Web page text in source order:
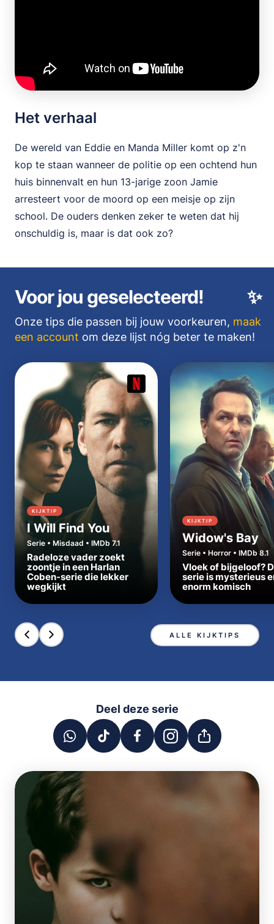
Het verhaal
De wereld van Eddie en Manda Miller komt op z'n
kop te staan wanneer de politie op een ochtend hun
huis binnenvalt en hun 13-jarige zoon Jamie
arresteert voor de moord op een meisje op zijn
school. De ouders denken zeker te weten dat hij
onschuldig is, maar is dat ook zo?
✨
Voor jou geselecteerd!
Onze tips die passen bij jouw voorkeuren, maak
een account om deze lijst nóg beter te maken!
KIJKTIP
I Will Find You
Serie • Misdaad • IMDb 7.1
Radeloze vader zoekt
zoontje in een Harlan
Coben-serie die lekker
wegkijkt
KIJKTIP
Widow's Bay
Serie • Horror • IMDb 8.1
Vloek of bijgeloof?
serie is mysterieus
enorm komisch
ALLE KIJKTIPS
Deel deze serie